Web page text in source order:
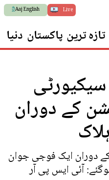
Live
Aaj English
تازہ ترین پاکستان دنیا
کے دوران
دوران ایک فوجی جوان
آئی ایس پی آر